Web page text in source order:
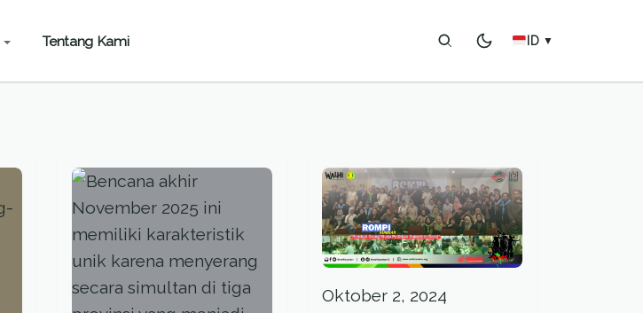
Tentang Kami ID ▼
Oktober 2, 2024